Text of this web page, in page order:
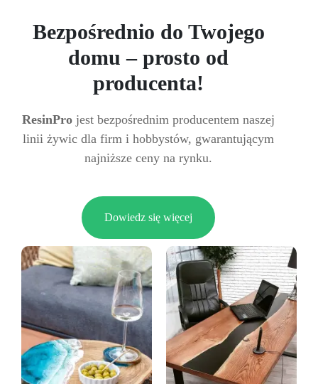
Bezpośrednio do Twojego
domu – prosto od
producenta!
ResinPro jest bezpośrednim producentem naszej
linii żywic dla firm i hobbystów, gwarantującym
najniższe ceny na rynku.
Dowiedz się więcej